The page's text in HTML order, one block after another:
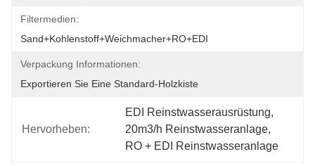
Filtermedien:
Sand+Kohlenstoff+Weichmacher+RO+EDI
Verpackung Informationen:
Exportieren Sie Eine Standard-Holzkiste
Hervorheben:
EDI Reinstwasserausrüstung,
20m3/h Reinstwasseranlage,
RO + EDI Reinstwasseranlage